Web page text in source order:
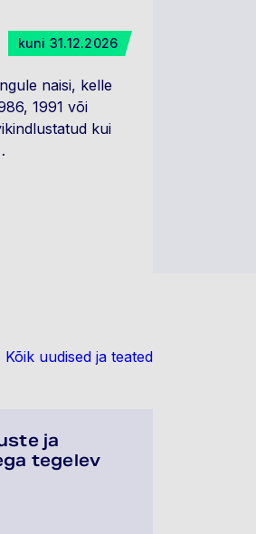
kuni 31.12.2026
naisi, kelle
1991 või
kui
Kõik uudised ja teated
ja
tegelev